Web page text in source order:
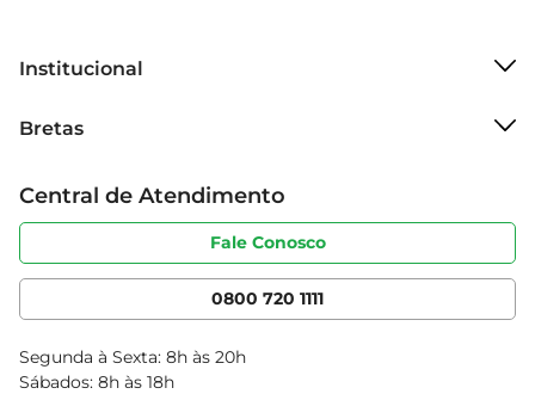
Institucional
Grupo Cencosud
Sobre privacidade
Portal do fornecedor
Cencosud Media
Bretas
Produtos Bretas
Código de ética
Serviços
Clube Bretas
Blog Bretas
Black Friday
Central de Atendimento
Fale Conosco
0800 720 1111
Segunda à Sexta: 8h às 20h
Sábados: 8h às 18h